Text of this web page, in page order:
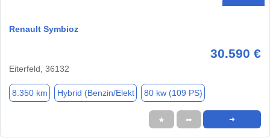
Renault Symbioz
30.590 €
Eiterfeld, 36132
8.350 km Hybrid (Benzin/Elekt 80 kw (109 PS)
★ ➦ ➜